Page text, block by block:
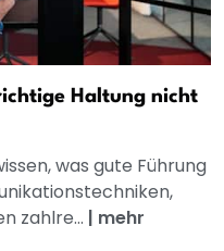
Haltung nicht
was gute Führung
zahlre... | mehr